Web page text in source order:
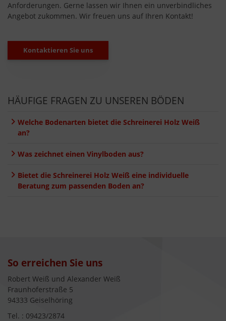
Anforderungen. Gerne lassen wir Ihnen ein unverbindliches
Angebot zukommen. Wir freuen uns auf Ihren Kontakt!
Kontaktieren Sie uns
HÄUFIGE FRAGEN ZU UNSEREN BÖDEN
Welche Bodenarten bietet die Schreinerei Holz Weiß
an?
Was zeichnet einen Vinylboden aus?
Bietet die Schreinerei Holz Weiß eine individuelle
Beratung zum passenden Boden an?
So erreichen Sie uns
Robert Weiß und Alexander Weiß
Fraunhoferstraße 5
94333 Geiselhöring
Tel. : 09423/2874